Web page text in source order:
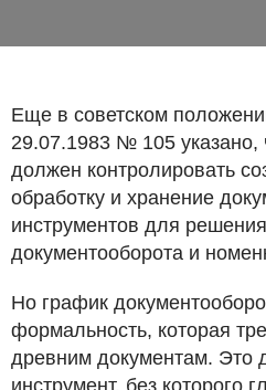
Еще в советском
29.07.1983 № 105 указано,
должен контролировать
обработку и хранение
инструментов для
документооборота и
Но график
формальность, которая
древним документам. Это
инструмент, без которого